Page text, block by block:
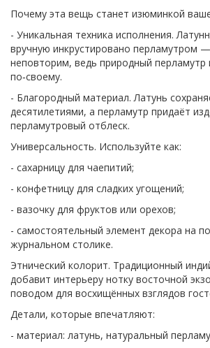
Почему эта вещь станет изюминкой
- Уникальная техника исполнения.
вручную инкрустировано перламутром
неповторим, ведь природный перламутр
по‑своему.
- Благородный материал. Латунь
десятилетиями, а перламутр придаёт
перламутровый отблеск.
Универсальность. Используйте как:
- сахарницу для чаепитий;
- конфетницу для сладких угощений;
- вазочку для фруктов или орехов;
- самостоятельный элемент декора на
журнальном столике.
Этнический колорит. Традиционный
добавит интерьеру нотку восточной
поводом для восхищённых взглядов
Детали, которые впечатляют:
- материал: латунь, натуральный